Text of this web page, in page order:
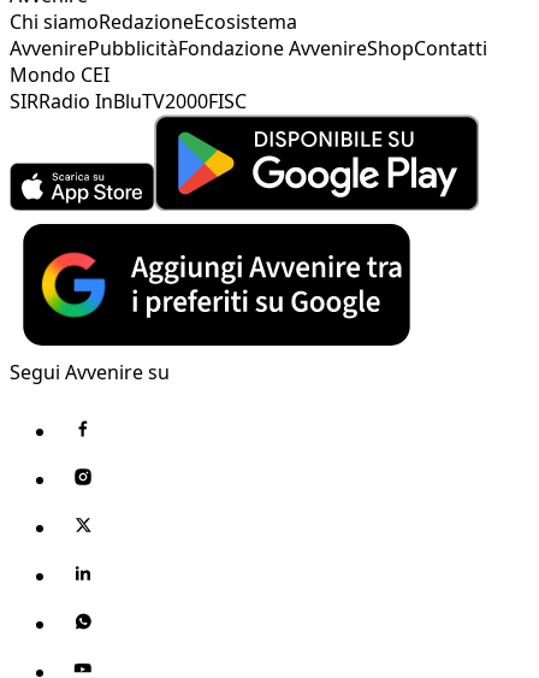
Chi siamoRedazioneEcosistema
AvvenirePubblicitàFondazione AvvenireShopContatti
Mondo CEI
SIRRadio InBluTV2000FISC
Segui Avvenire su